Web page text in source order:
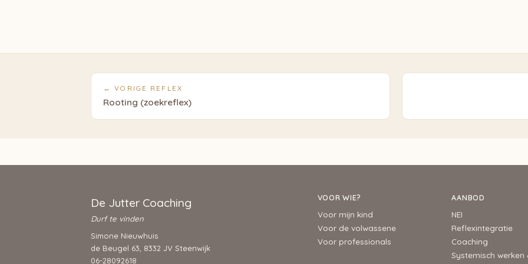
← VORIGE REFLEX
Rooting (zoekreflex)
De Jutter Coaching
Durf te vinden
Simone Nieuwhuis
de Beugel 63, 8332 JV Steenwijk
06-28092618
VOOR WIE?
Voor mijn kind
Voor de volwassene
Voor professionals
AANBOD
NEI
Reflexintegratie
Coaching
Systemisch werken